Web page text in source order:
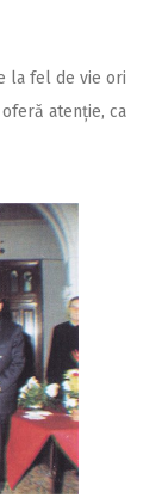
la fel de vie ori
atenție, ca